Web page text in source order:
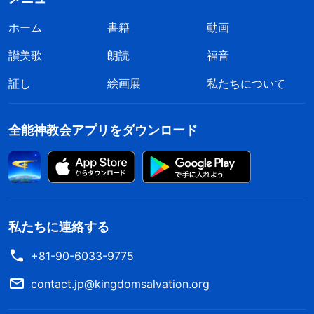
ホーム 書籍
動画
讃美歌
朗読
福音
証し
絵画展 私たちについて
全能神教会アプリをダウンロード
私たちに連絡する
+81-90-6033-9775
contact.jp@kingdomsalvation.org